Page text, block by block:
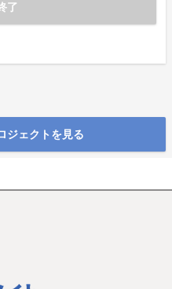
了
ジェクトを見る